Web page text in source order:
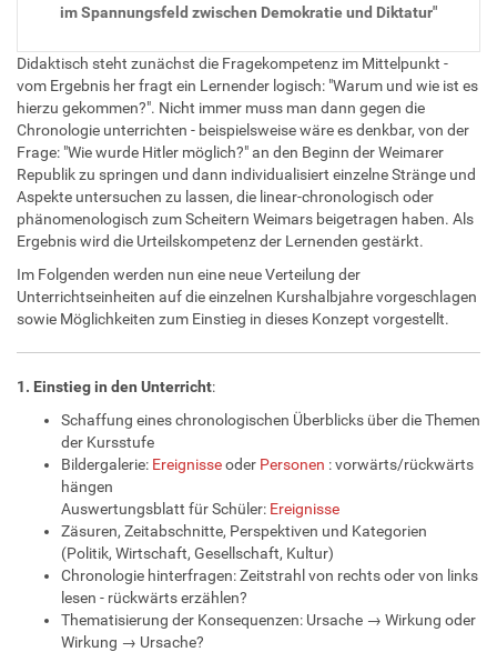
im Spannungsfeld zwischen Demokratie und Diktatur"
Didaktisch steht zunächst die Fragekompetenz im Mittelpunkt -
vom Ergebnis her fragt ein Lernender logisch: "Warum und wie ist es
hierzu gekommen?". Nicht immer muss man dann gegen die
Chronologie unterrichten - beispielsweise wäre es denkbar, von der
Frage: "Wie wurde Hitler möglich?" an den Beginn der Weimarer
Republik zu springen und dann individualisiert einzelne Stränge und
Aspekte untersuchen zu lassen, die linear-chronologisch oder
phänomenologisch zum Scheitern Weimars beigetragen haben. Als
Ergebnis wird die Urteilskompetenz der Lernenden gestärkt.
Im Folgenden werden nun eine neue Verteilung der
Unterrichtseinheiten auf die einzelnen Kurshalbjahre vorgeschlagen
sowie Möglichkeiten zum Einstieg in dieses Konzept vorgestellt.
1. Einstieg in den Unterricht:
Schaffung eines chronologischen Überblicks über die Themen
der Kursstufe
Bildergalerie: Ereignisseoder Personen : vorwärts/rückwärts
hängen
Auswertungsblatt für Schüler: Ereignisse
Zäsuren, Zeitabschnitte, Perspektiven und Kategorien
(Politik, Wirtschaft, Gesellschaft, Kultur)
Chronologie hinterfragen: Zeitstrahl von rechts oder von links
lesen - rückwärts erzählen?
Thematisierung der Konsequenzen: Ursache → Wirkung oder
Wirkung → Ursache?